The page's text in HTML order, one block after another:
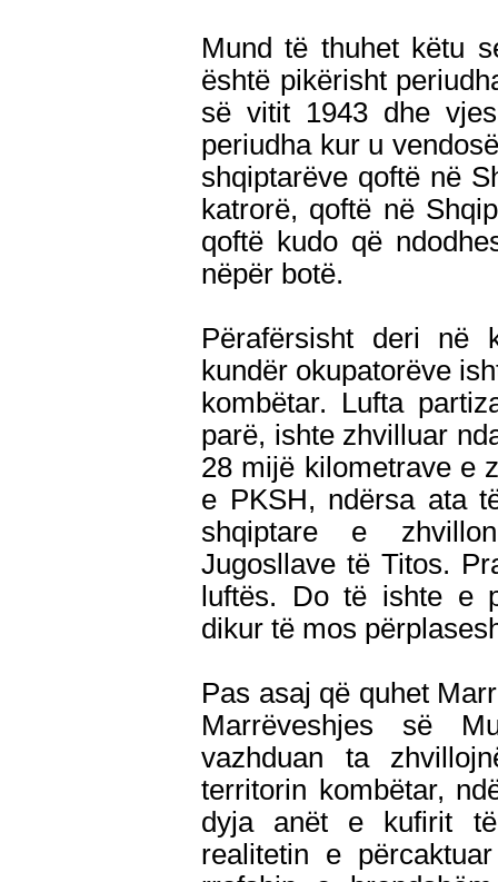
Mund të thuhet këtu
është pikërisht
së vitit 1943 dhe
periudha kur u
shqiptarëve qoftë në
katrorë, qoftë në
qoftë kudo që
nëpër botë.
Përafërsisht deri në
kundër okupatorëve
kombëtar. Lufta
parë, ishte zhvilluar
28 mijë kilometrave e
e PKSH, ndërsa ata
shqiptare e
Jugosllave të Titos.
luftës. Do të ishte e
dikur të mos
Pas asaj që quhet
Marrëveshjes së
vazhduan ta
territorin kombëtar,
dyja anët e kufirit të
realitetin e